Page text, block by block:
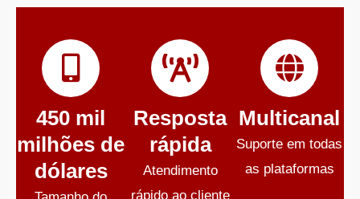
450 mil
milhões de
dólares
Resposta
rápida
Atendimento
rápido ao cliente
Multicanal
Suporte em todas
as plataformas